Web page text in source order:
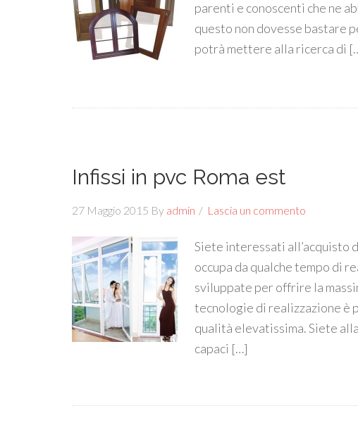
parenti e conoscenti che ne
questo non dovesse bastare
potrà mettere alla ricerca di
Infissi in pvc Roma est
27 Maggio 2015 By admin Lascia un commento
Siete interessati all’acquisto
occupa da qualche tempo di
sviluppate per offrire la
tecnologie di realizzazione è
qualità elevatissima. Siete
capaci […]